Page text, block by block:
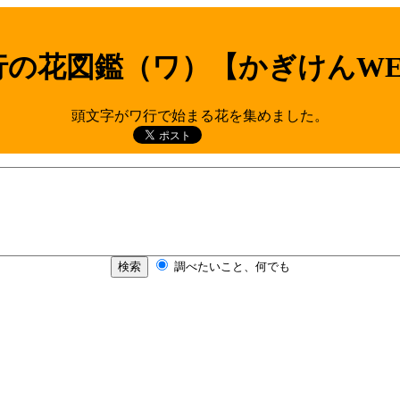
の花図鑑（ワ）【かぎけん
頭文字がワ行で始まる花を集めました。